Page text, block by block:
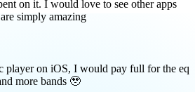
player on iOS, I would pay full for the eq
more bands 🥹